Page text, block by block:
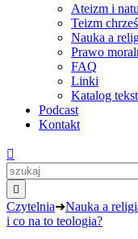
Ateizm i
Teizm
Nauka a
Prawo
FAQ
Linki
Katalog
Podcast
Kontakt


Czytelnia➜Nauka a
i co na to teologia?